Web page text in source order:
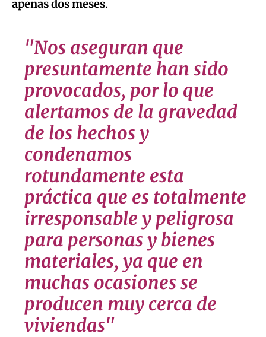
apenas dos meses.
"Nos aseguran que
presuntamente han sido
provocados, por lo que
alertamos de la gravedad
de los hechos y
condenamos
rotundamente esta
práctica que es totalmente
irresponsable y peligrosa
para personas y bienes
materiales, ya que en
muchas ocasiones se
producen muy cerca de
viviendas"